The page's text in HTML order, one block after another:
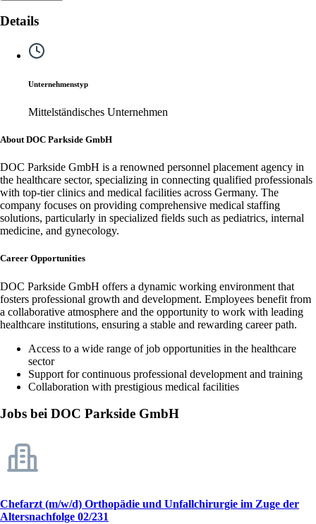
Details
Unternehmenstyp
Mittelständisches Unternehmen
About DOC Parkside GmbH
DOC Parkside GmbH is a renowned personnel placement agency in
the healthcare sector, specializing in connecting qualified professionals
with top-tier clinics and medical facilities across Germany. The
company focuses on providing comprehensive medical staffing
solutions, particularly in specialized fields such as pediatrics, internal
medicine, and gynecology.
Career Opportunities
DOC Parkside GmbH offers a dynamic working environment that
fosters professional growth and development. Employees benefit from
a collaborative atmosphere and the opportunity to work with leading
healthcare institutions, ensuring a stable and rewarding career path.
Access to a wide range of job opportunities in the healthcare
sector
Support for continuous professional development and training
Collaboration with prestigious medical facilities
Jobs bei DOC Parkside GmbH
Chefarzt (m/w/d) Orthopädie und Unfallchirurgie im Zuge der
Altersnachfolge 02/231